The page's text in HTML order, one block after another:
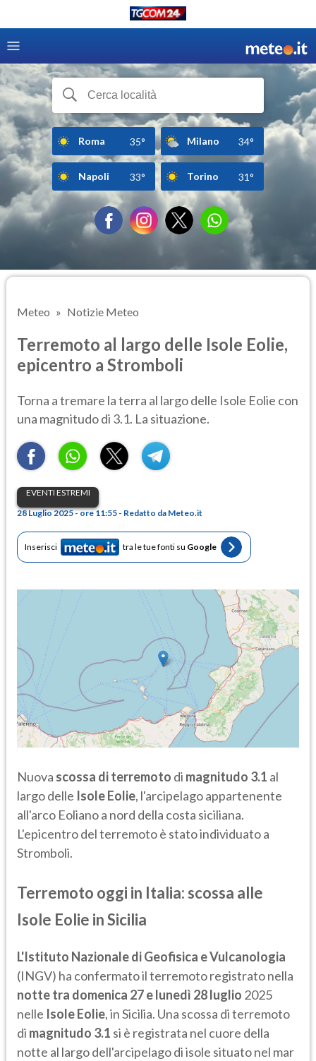
Roma 35° Milano 34°
Napoli 33° Torino 31°
Meteo Notizie Meteo
Terremoto al largo delle Isole Eolie,
epicentro a Stromboli
Torna a tremare la terra al largo delle Isole Eolie con
una magnitudo di 3.1. La situazione.
EVENTI ESTREMI
28 Luglio 2025 - ore 11:55 - Redatto da Meteo.it
Inserisci tra le tue fonti su Google
Nuova scossa di terremoto di magnitudo 3.1 al
largo delle IsoleEolie, l'arcipelago appartenente
all'arco Eoliano a nord della costa siciliana.
L'epicentro del terremoto è stato individuato a
Stromboli.
Terremoto oggi in Italia: scossa alle
Isole Eolie in Sicilia
L'Istituto Nazionale di Geofisica e Vulcanologia
(INGV) ha confermato il terremoto registrato nella
notte tra domenica 27 e lunedì 28 luglio 2025
nelle Isole Eolie, in Sicilia. Una scossa di terremoto
di magnitudo 3.1 si è registrata nel cuore della
notte al largo dell'arcipelago di isole situato nel mar